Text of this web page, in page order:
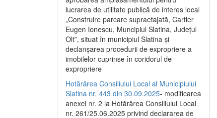
lucrarea de utilitate publică de interes local
„Construire parcare supraetajată, Cartier
Eugen Ionescu, Muncipiul Slatina, Județul
Olt”, situat în municipiul Slatina și
declanșarea procedurii de expropriere a
imobilelor cuprinse în coridorul de
expropriere
Hotărârea Consiliului Local al Municipiului
Slatina nr. 443 din 30.09.2025- modificarea
anexei nr. 2 la Hotărârea Consiliului Local
nr. 261/25.06.2025 privind declararea de